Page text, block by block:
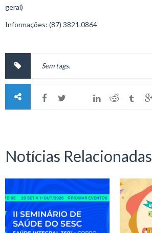
geral)
Informações: (87) 3821.0864
Sem tags.
Notícias Relacionadas